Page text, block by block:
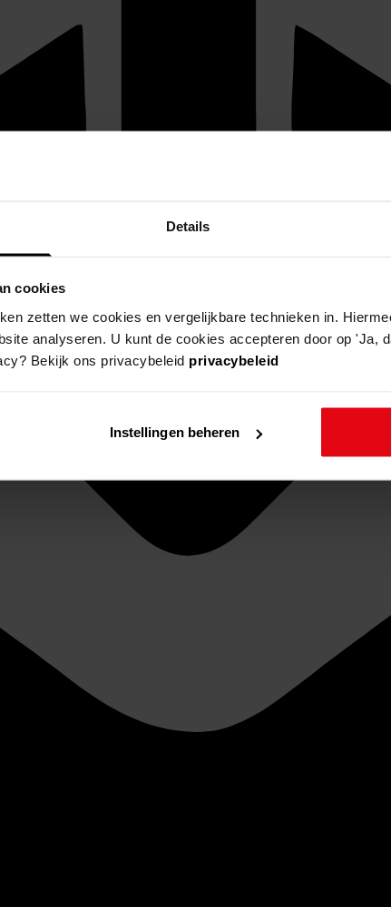
Details
cookies
zetten we cookies en vergelijkbare technieken in.
analyseren. U kunt de cookies accepteren door op 'Ja,
Bekijk ons privacybeleid privacybeleid
Instellingen beheren